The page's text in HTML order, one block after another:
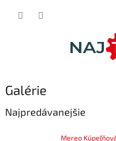
Galérie
Najpredávanejšie
Mereo